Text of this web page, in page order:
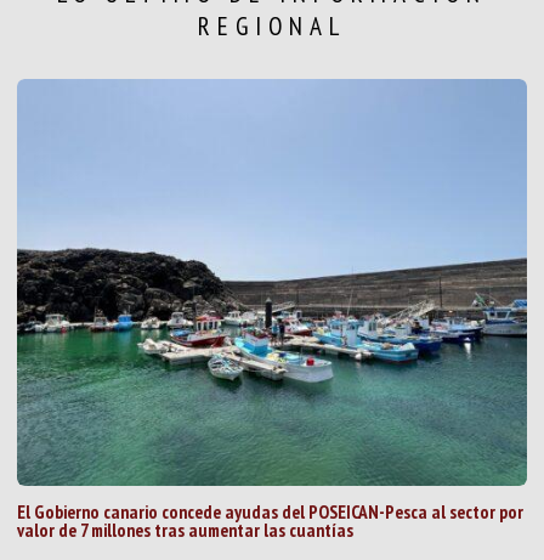
REGIONAL
El Gobierno canario concede ayudas del POSEICAN-Pesca al sector por
valor de 7 millones tras aumentar las cuantías